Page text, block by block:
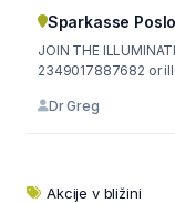
Sparkasse
JOIN THE
2349017887682 or
Dr Greg
Akcije v bližini